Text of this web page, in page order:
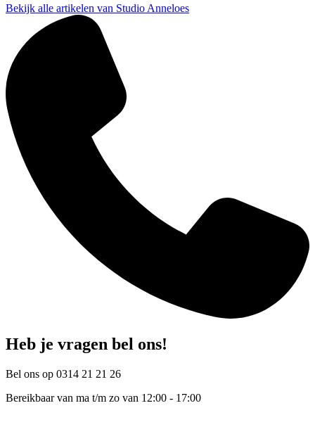
Bekijk alle artikelen van Studio Anneloes
Heb je vragen bel ons!
Bel ons op 0314 21 21 26
Bereikbaar van ma t/m zo van 12:00 - 17:00